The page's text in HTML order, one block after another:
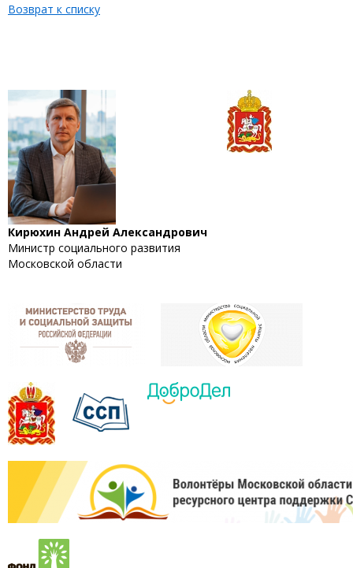
Возврат к списку
Кирюхин Андрей Александрович
Министр социального развития
Московской области